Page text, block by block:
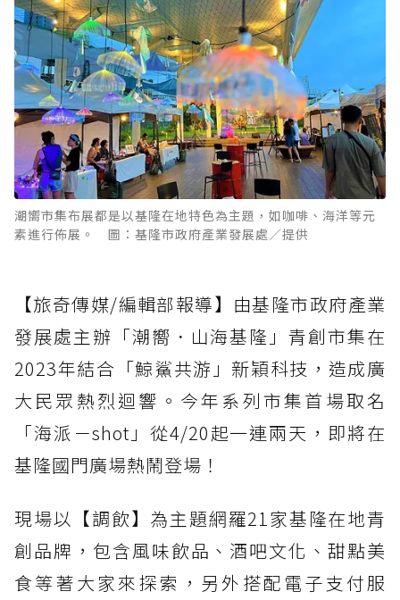
潮嚮市集布展都是以基隆在地特色為主題，如咖啡、海洋等元
素進行佈展。 圖：基隆市政府產業發展處／提供
【旅奇傳媒/編輯部報導】由基隆市政府產業
發展處主辦「潮嚮．山海基隆」青創市集在
2023年結合「鯨鯊共游」新穎科技，造成廣
大民眾熱烈迴響。今年系列市集首場取名
「海派－shot」從4/20起一連兩天，即將在
基隆國門廣場熱鬧登場！
現場以【調飲】為主題網羅21家基隆在地青
創品牌，包含風味飲品、酒吧文化、甜點美
食等著大家來探索，另外搭配電子支付服